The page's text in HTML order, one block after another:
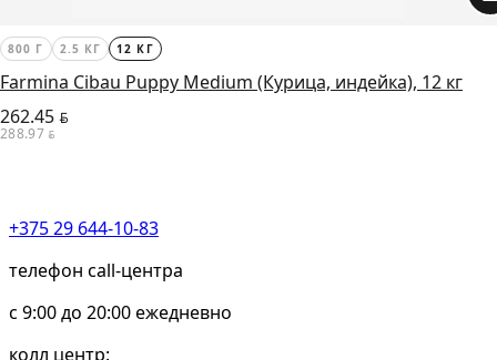
800 Г 2.5 КГ 12 КГ
Farmina Cibau Puppy Medium (Курица, индейка), 12 кг
262.45 BYN
288.97 BYN
+375 29 644-10-83
телефон call-центра
c 9:00 до 20:00 ежедневно
колл центр: